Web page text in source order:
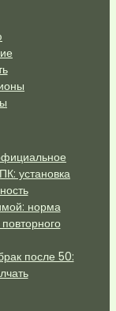
установка
норма
после 50: